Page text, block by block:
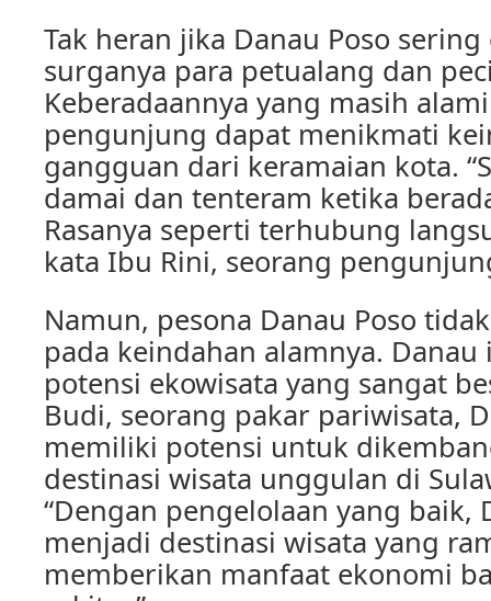
Tak heran jika Danau Poso
surganya para petualang dan
Keberadaannya yang masih
pengunjung dapat menikmati
gangguan dari keramaian kota.
damai dan tenteram ketika
Rasanya seperti terhubung
kata Ibu Rini, seorang
Namun, pesona Danau Poso
pada keindahan alamnya.
potensi ekowisata yang sangat
Budi, seorang pakar pariwisata,
memiliki potensi untuk
destinasi wisata unggulan di
“Dengan pengelolaan yang baik,
menjadi destinasi wisata yang
memberikan manfaat ekonomi